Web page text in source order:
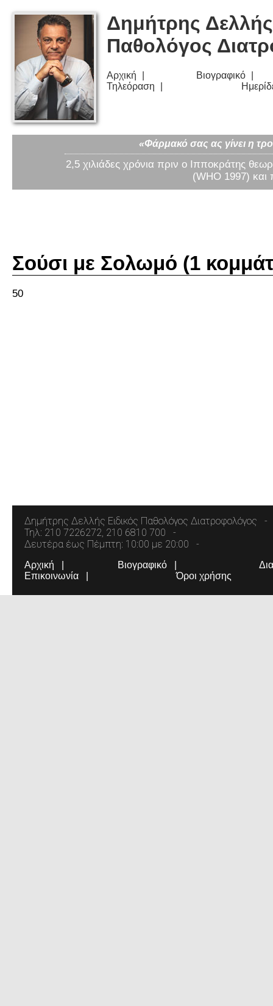
Δημήτρης
Παθολόγος
Αρχική
Βιογραφικό
Τηλεόραση
«Φάρμακό σας ας γίνει η
2,5 χιλιάδες χρόνια πριν ο Ιπποκράτης
(WHO 1997) και
Σούσι με Σολωμό (1
50
Δημήτρης Δελλής Ειδικός Παθολόγος Διατροφολόγος
Τηλ: 210 7226272, 210 6810 700
Δευτέρα έως Πέμπτη: 10:00 με 20:00
Αρχική Βιογραφικό
Επικοινωνία
Όροι χρήσης